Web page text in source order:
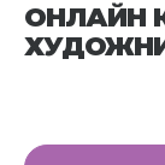
ОНЛАЙН